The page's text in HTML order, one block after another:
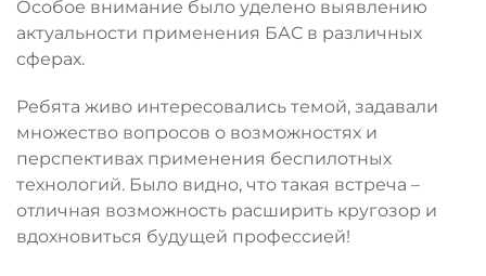
Особое внимание было уделено выявлению
актуальности применения БАС в различных
сферах.
Ребята живо интересовались темой, задавали
множество вопросов о возможностях и
перспективах применения беспилотных
технологий. Было видно, что такая встреча –
отличная возможность расширить кругозор и
вдохновиться будущей профессией!